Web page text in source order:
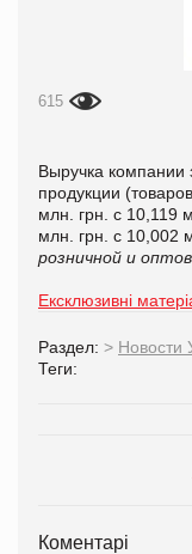
615
Выручка компании
продукции
млн. грн. с 10,119
млн. грн. с 10,002
розничной и
Ексклюзивні
Раздел: > Новости
Теги:
Коментарі